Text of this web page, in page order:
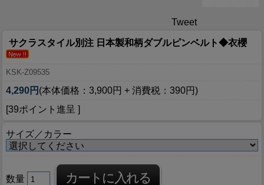
Tweet
サクラスタイル別注 日本製和柄ダブルピンベルト◆衣櫻
KSK-Z09535
4,290円 (本体価格：3,900円 + 消費税：390円)
[39ポイント進呈 ]
サイズ／カラー
数量